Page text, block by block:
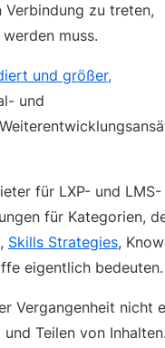
zu treten,
muss.
und größer,
und
für LXP- und LMS-
für Kategorien,
Skills Strategies,
eigentlich bedeuten.
Vergangenheit nicht
Teilen von Inhalten.